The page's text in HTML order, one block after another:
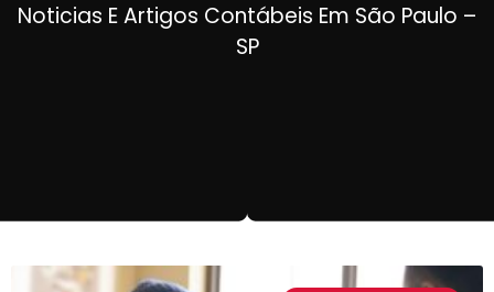
Noticias E Artigos Contábeis Em São Paulo –
SP